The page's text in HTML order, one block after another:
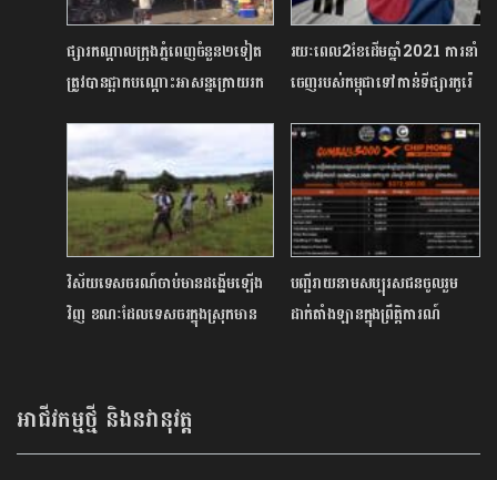
ផ្សារកណ្តាលក្រុងភ្នំពេញចំនួន២ទៀត
ត្រូវបានផ្អាកបណ្តោះអាសន្នក្រោយរក
រយៈពេល2ខែដើមឆ្នាំ2021 ការនាំ
ចេញរបស់កម្ពុជាទៅកាន់ទីផ្សារកូរ៉េ
វិស័យទេសចរណ៍ចាប់មានដង្ហើមឡើង
វិញ ខណៈដែលទេសចរក្នុងស្រុកមាន
បញ្ជីរាយនាមសប្បុរសជនចូលរួម
ដាក់តាំងឡានក្នុងព្រឹត្តិការណ៍​
អាជីវកម្មថ្មី និងនវានុវត្ត